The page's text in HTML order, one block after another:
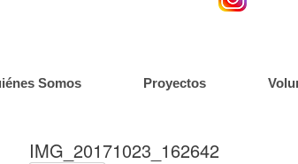
Somos Proyectos
IMG_20171023_162642